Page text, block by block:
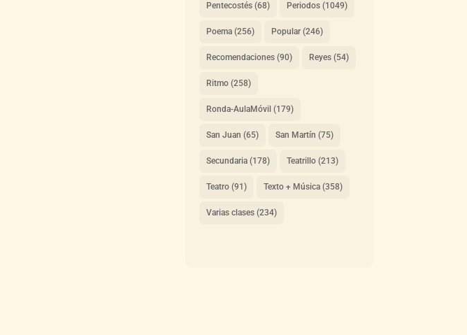
Pentecostés(68) Periodos(1049)
Poema(256) Popular(246)
Recomendaciones(90) Reyes(54)
Ritmo(258)
Ronda-AulaMóvil (179)
San Juan (65) San Martín (75)
Secundaria(178) Teatrillo(213)
Teatro(91) Texto + Música(358)
Varias clases(234)